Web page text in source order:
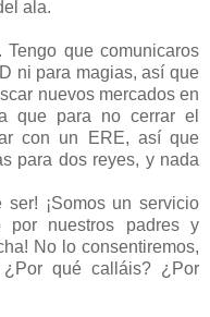
ala.
que comunicaros
ni para magias, así que
nuevos mercados en
que para no cerrar el
con un ERE, así que
para dos reyes, y nada
ser! ¡Somos un servicio
por nuestros padres y
No lo consentiremos,
¿Por qué calláis? ¿Por